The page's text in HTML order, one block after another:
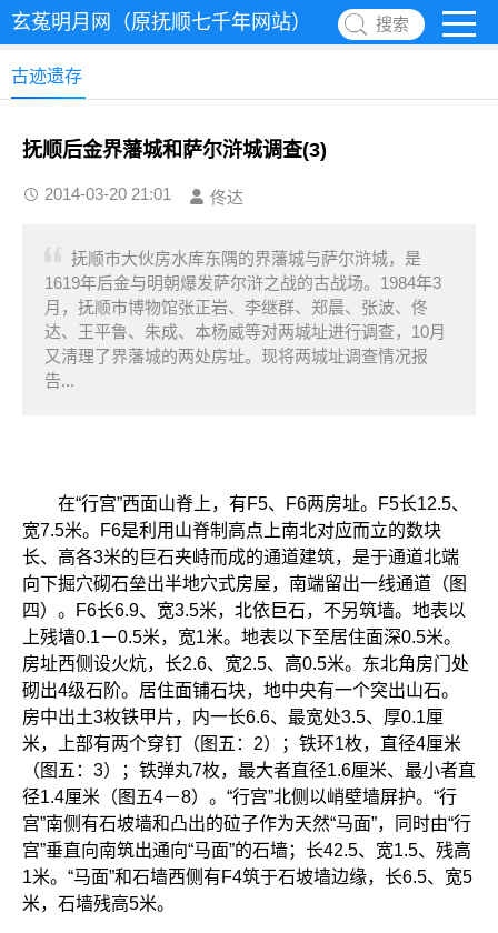
玄菟明月网（原抚顺七千年网站） 搜索
古迹遗存
抚顺后金界藩城和萨尔浒城调查(3)
2014-03-20 21:01 佟达
抚顺市大伙房水库东隅的界藩城与萨尔浒城，是
1619年后金与明朝爆发萨尔浒之战的古战场。1984年3
月，抚顺市博物馆张正岩、李继群、郑晨、张波、佟
达、王平鲁、朱成、本杨威等对两城址进行调查，10月
又淸理了界藩城的两处房址。现将两城址调查情况报
告...
在“行宫”西面山脊上，有F5、F6两房址。F5长12.5、
宽7.5米。F6是利用山脊制高点上南北对应而立的数块
长、高各3米的巨石夹峙而成的通道建筑，是于通道北端
向下掘穴砌石垒出半地穴式房屋，南端留出一线通道（图
四）。F6长6.9、宽3.5米，北依巨石，不另筑墙。地表以
上残墙0.1－0.5米，宽1米。地表以下至居住面深0.5米。
房址西侧设火炕，长2.6、宽2.5、高0.5米。东北角房门处
砌出4级石阶。居住面铺石块，地中央有一个突出山石。
房中出土3枚铁甲片，内一长6.6、最宽处3.5、厚0.1厘
米，上部有两个穿钉（图五：2）；铁环1枚，直径4厘米
（图五：3）；铁弹丸7枚，最大者直径1.6厘米、最小者直
径1.4厘米（图五4－8）。“行宫”北侧以峭壁墙屏护。“行
宫”南侧有石坡墙和凸出的砬子作为天然“马面”，同时由“行
宫”垂直向南筑出通向“马面”的石墙；长42.5、宽1.5、残高
1米。“马面”和石墙西侧有F4筑于石坡墙边缘，长6.5、宽5
米，石墙残高5米。